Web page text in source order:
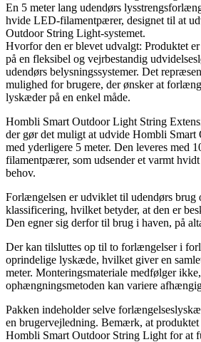
En 5 meter lang udendørs
hvide LED-filamentpærer, designet til at
Outdoor String Light-systemet.
Hvorfor den er blevet udvalgt: Produktet
på en fleksibel og vejrbestandig
udendørs belysningssystemer. Det
mulighed for brugere, der ønsker at
lyskæder på en enkel måde.
Hombli Smart Outdoor Light String
der gør det muligt at udvide Hombli
med yderligere 5 meter. Den leveres med
filamentpærer, som udsender et varmt
behov.
Forlængelsen er udviklet til udendørs brug
klassificering, hvilket betyder, at den er
Den egner sig derfor til brug i haven, på
Der kan tilsluttes op til to forlængelser i
oprindelige lyskæde, hvilket giver en
meter. Monteringsmateriale medfølger
ophængningsmetoden kan variere
Pakken indeholder selve
en brugervejledning. Bemærk, at
Hombli Smart Outdoor String Light for at